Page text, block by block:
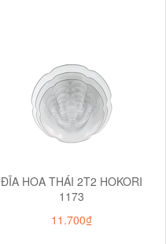
ĐĨA HOA THÁI 2T2 HOKORI
1173
11.700₫